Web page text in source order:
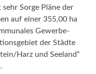
sehr Sorge Pläne der
auf einer 355,00 ha
Gewerbe-
der Städte
Harz und Seeland“